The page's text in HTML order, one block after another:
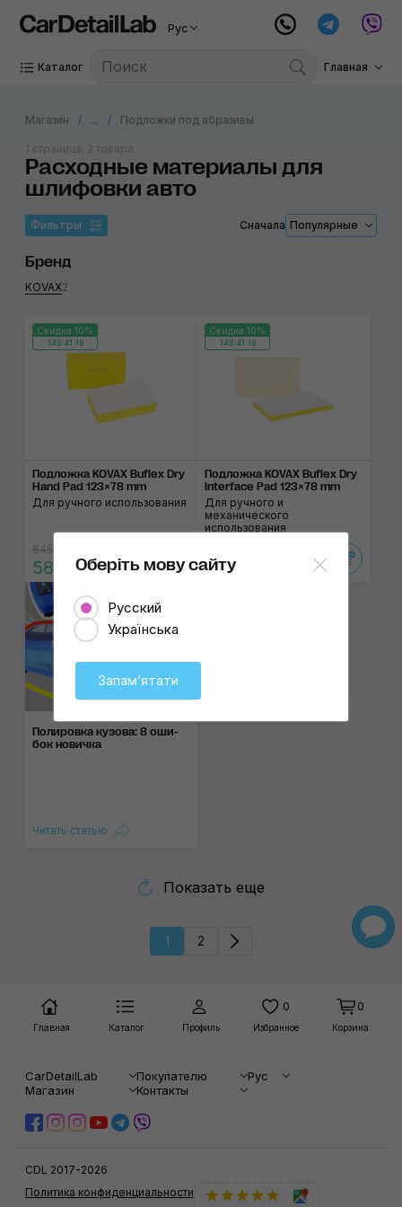
Рус
Каталог Главная
Магазин ... Подложки под абразивы
Расходные материалы для
шлифовки авто
1 страница, 2 товара
Фильтры Сначала Популярные
Бренд
KOVAX2
Скидка 10%
148:41:19
Подложка KOVAX Buflex Dry
Hand Pad 123×78 mm
Для ручного использования
645 ₴
580 ₴
Скидка 10%
148:41:19
Подложка KOVAX Buflex Dry
Interface Pad 123×78 mm
Для ручного и
механического
использования
550 ₴
Полировка ку­зова: 8 оши­
бок нови­чка
Читать статью
Показать еще
1 2
Главная Каталог Профиль
0
Избранное
0
Корзина
CarDetailLab Покупателю
Рус
Магазин
Контакты
CDL 2017-2026
Политика конфиденциальности
Оберіть мову сайту
Русский
Українська
Запамʼятати